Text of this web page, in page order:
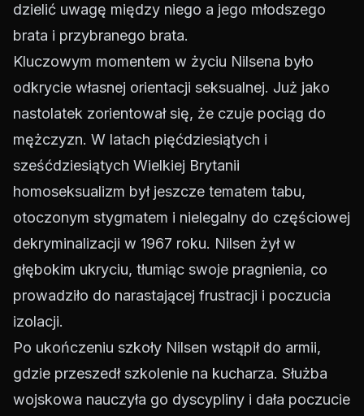
dzielić uwagę między niego a jego młodszego
brata i przybranego brata.
Kluczowym momentem w życiu Nilsena było
odkrycie własnej orientacji seksualnej. Już jako
nastolatek zorientował się, że czuje pociąg do
mężczyzn. W latach pięćdziesiątych i
sześćdziesiątych Wielkiej Brytanii
homoseksualizm był jeszcze tematem tabu,
otoczonym stygmatem i nielegalny do częściowej
dekryminalizacji w 1967 roku. Nilsen żył w
głębokim ukryciu, tłumiąc swoje pragnienia, co
prowadziło do narastającej frustracji i poczucia
izolacji.
Po ukończeniu szkoły Nilsen wstąpił do armii,
gdzie przeszedł szkolenie na kucharza. Służba
wojskowa nauczyła go dyscypliny i dała poczucie